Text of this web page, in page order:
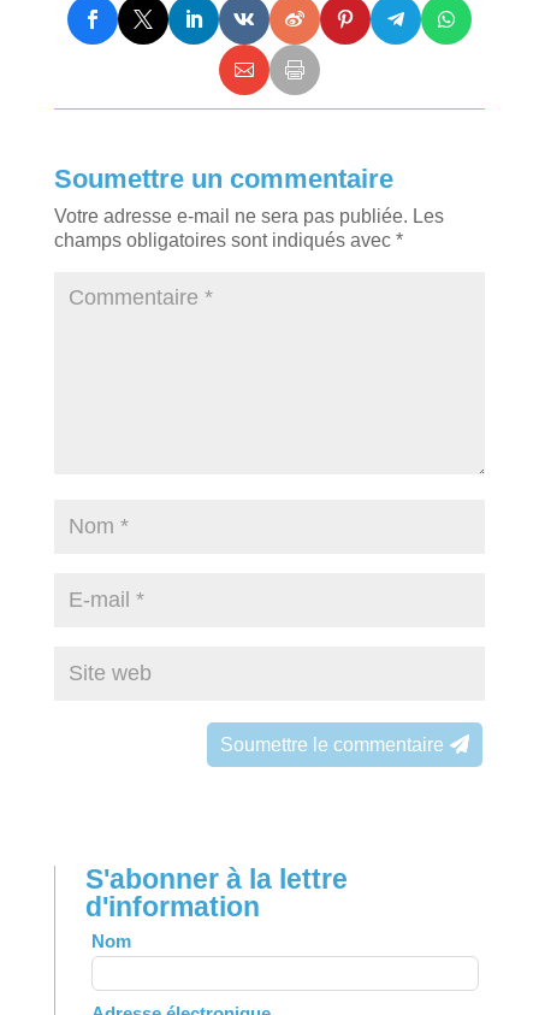
Soumettre un commentaire
Votre adresse e-mail ne sera pas publiée. Les
champs obligatoires sont indiqués avec *
Soumettre le commentaire
S'abonner à la lettre
d'information
Leave
this
field
Nom